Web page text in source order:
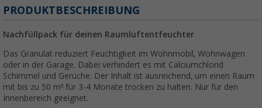
PRODUKTBESCHREIBUNG
Nachfüllpack für deinen Raumluftentfeuchter
Das Granulat reduziert Feuchtigkeit im Wohnmobil, Wohnwagen
oder in der Garage. Dabei verhindert es mit Calciumchlorid
Schimmel und Gerüche. Der Inhalt ist ausreichend, um einen Raum
mit bis zu 50 m³ für 3-4 Monate trocken zu halten. Nur für den
Innenbereich geeignet.